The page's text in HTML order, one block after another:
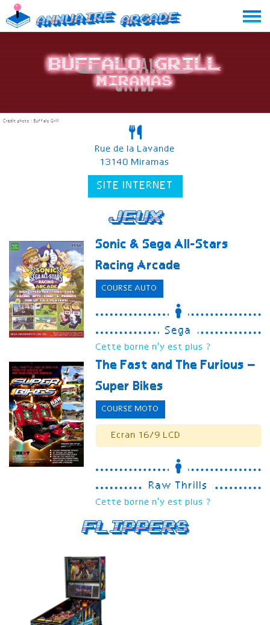
Skip
to
content
Annuaire Arcade
Buffalo Grill
Miramas
Crédit photo : Buffalo Grill
Rue de la Lavande
13140 Miramas
SITE INTERNET
Jeux
Sonic & Sega All-Stars
Racing Arcade
COURSE AUTO
Sega
Cette borne n'y est plus ?
The Fast and The Furious –
Super Bikes
COURSE MOTO
Ecran 16/9 LCD
Raw Thrills
Cette borne n'y est plus ?
Flippers